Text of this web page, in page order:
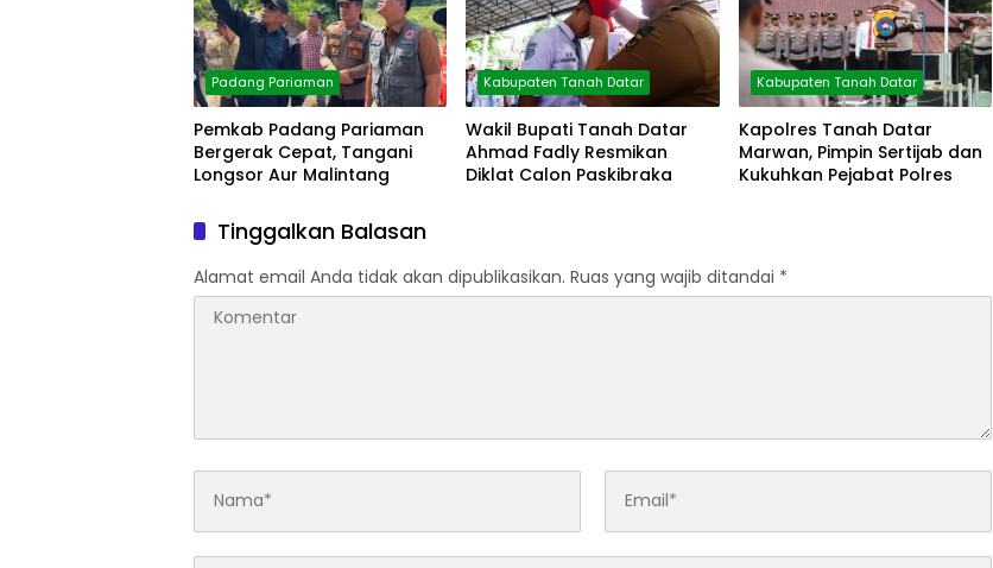
Padang Pariaman
Pemkab Padang Pariaman
Bergerak Cepat, Tangani
Longsor Aur Malintang
Kabupaten Tanah Datar
Wakil Bupati Tanah Datar
Ahmad Fadly Resmikan
Diklat Calon Paskibraka
Kabupaten Tanah Datar
Kapolres Tanah Datar
Marwan, Pimpin Sertijab dan
Kukuhkan Pejabat Polres
Tinggalkan Balasan
Alamat email Anda tidak akan dipublikasikan. Ruas yang wajib ditandai *